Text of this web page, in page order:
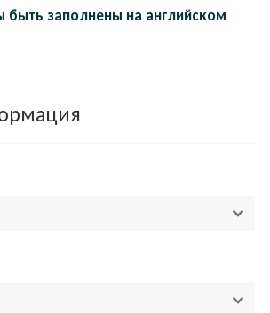
заполнены на английском